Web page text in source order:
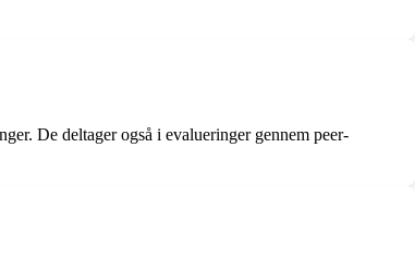
De deltager også i evalueringer gennem peer-